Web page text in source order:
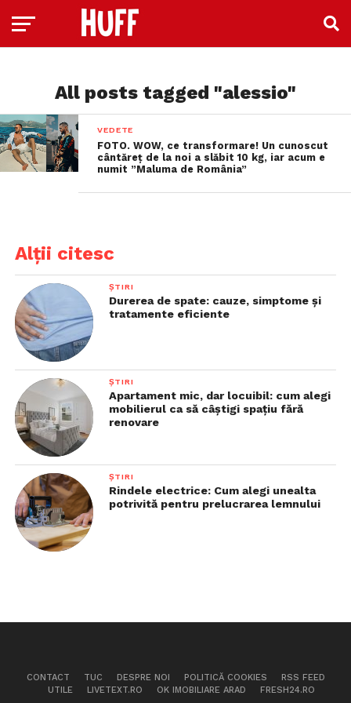
All posts tagged "alessio"
VEDETE
FOTO. WOW, ce transformare! Un cunoscut
cântăreț de la noi a slăbit 10 kg, iar acum e
numit ”Maluma de România”
Alții citesc
ȘTIRI
Durerea de spate: cauze, simptome și
tratamente eficiente
ȘTIRI
Apartament mic, dar locuibil: cum alegi
mobilierul ca să câștigi spațiu fără
renovare
ȘTIRI
Rindele electrice: Cum alegi unealta
potrivită pentru prelucrarea lemnului
CONTACT TUC DESPRE NOI POLITICĂ COOKIES
RSS FEED
UTILE
LIVETEXT.RO OK IMOBILIARE ARAD FRESH24.RO